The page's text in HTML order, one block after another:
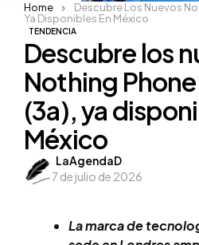
TENDENCIA
Descubre los
Nothing
(3a), ya
México
Posted
by
LaAgendaD
7 de julio de 2026
Home
Descubre Los Nuevos
Ya Disponibles En México
La marca de